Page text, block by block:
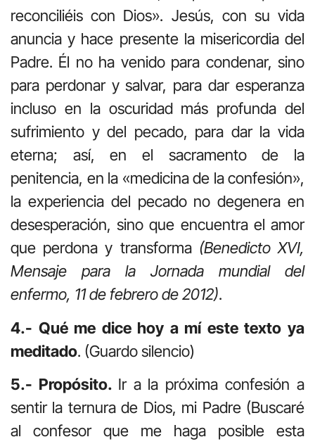
reconciliéis con Dios». Jesús, con su vida
anuncia y hace presente la misericordia del
Padre. Él no ha venido para condenar, sino
para perdonar y salvar, para dar esperanza
incluso en la oscuridad más profunda del
sufrimiento y del pecado, para dar la vida
eterna; así, en el sacramento de la
penitencia, en la «medicina de la confesión»,
la experiencia del pecado no degenera en
desesperación, sino que encuentra el amor
que perdona y transforma(Benedicto XVI,
Mensaje para la Jornada mundial del
enfermo, 11 de febrero de 2012).
4.- Qué me dice hoy a mí este texto ya
meditado. (Guardo silencio)
5.- Propósito. Ir a la próxima confesión a
sentir la ternura de Dios, mi Padre (Buscaré
al confesor que me haga posible esta